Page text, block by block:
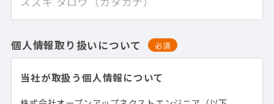
個人情報取り扱いについて 必須
当社が取扱う個人情報について